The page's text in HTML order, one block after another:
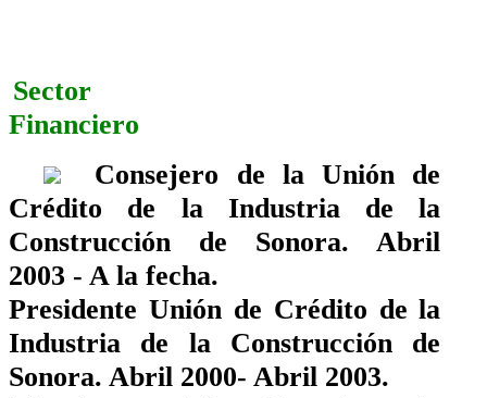
Sector
Financiero
Consejero de la Unión de
Crédito de la Industria de la
Construcción de Sonora. Abril
2003 - A la fecha.
Presidente Unión de Crédito de la
Industria de la Construcción de
Sonora. Abril 2000- Abril 2003.